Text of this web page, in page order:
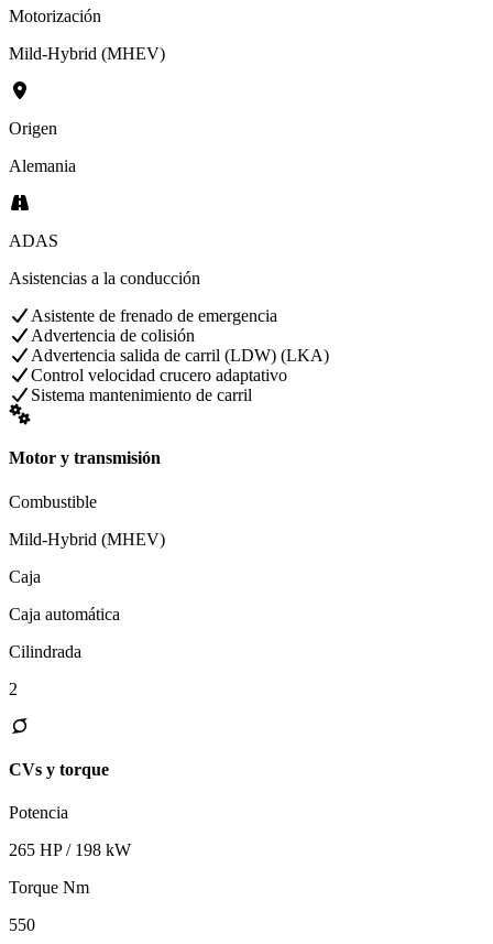
Motorización
Mild-Hybrid (MHEV)
Origen
Alemania
ADAS
Asistencias a la conducción
Asistente de frenado de emergencia
Advertencia de colisión
Advertencia salida de carril (LDW) (LKA)
Control velocidad crucero adaptativo
Sistema mantenimiento de carril
Motor y transmisión
Combustible
Mild-Hybrid (MHEV)
Caja
Caja automática
Cilindrada
2
CVs y torque
Potencia
265 HP / 198 kW
Torque Nm
550